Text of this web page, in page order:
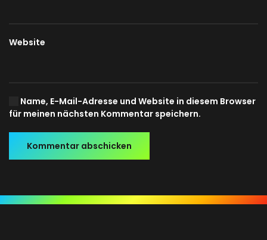
Website
Name, E-Mail-Adresse und Website in diesem Browser
für meinen nächsten Kommentar speichern.
Kommentar abschicken